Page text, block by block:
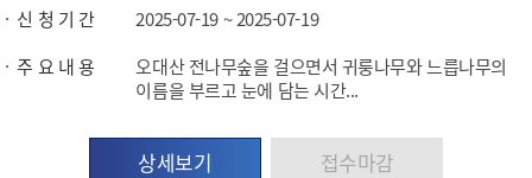
신 청 기 간
2025-07-19 ~ 2025-07-19
주 요 내 용
오대산 전나무숲을 걸으면서 귀룽나무와 느릅나무의
이름을 부르고 눈에 담는 시간...
상세보기